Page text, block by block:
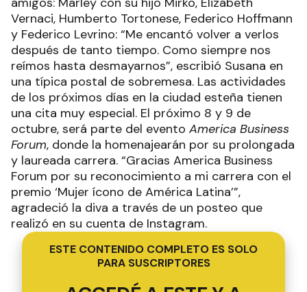
Vernaci, Humberto Tortonese, Federico Hoffmann
y Federico Levrino: “Me encantó volver a verlos
después de tanto tiempo. Como siempre nos
reímos hasta desmayarnos”, escribió Susana en
una típica postal de sobremesa. Las actividades
de los próximos días en la ciudad esteña tienen
una cita muy especial. El próximo 8 y 9 de
octubre, será parte del evento America Business
Forum, donde la homenajearán por su prolongada
y laureada carrera. “Gracias America Business
Forum por su reconocimiento a mi carrera con el
premio ‘Mujer ícono de América Latina’”,
agradeció la diva a través de un posteo que
realizó en su cuenta de Instagram.
ESTE CONTENIDO COMPLETO ES SOLO
PARA SUSCRIPTORES